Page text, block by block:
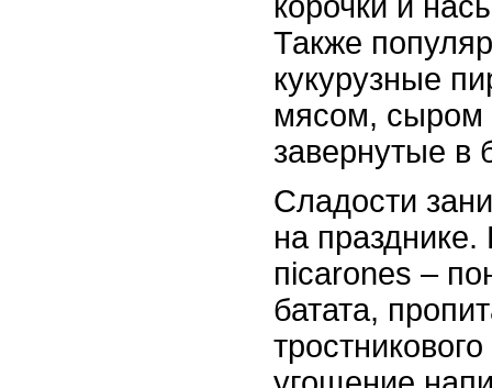
Также
кукурузные
мясом,
завернутые в
Сладости
на празднике.
пicarones –
батата,